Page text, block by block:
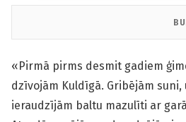
«Pirmā pirms desmit gadiem
dzīvojām Kuldīgā. Gribējām
ieraudzījām baltu mazulīti ar